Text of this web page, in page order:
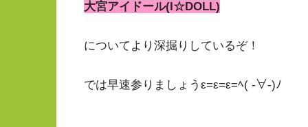
大宮アイドール(I☆DOLL)
についてより深掘りしているぞ！
では早速参りましょうε=ε=ε=ﾍ( -∀-)ﾉ